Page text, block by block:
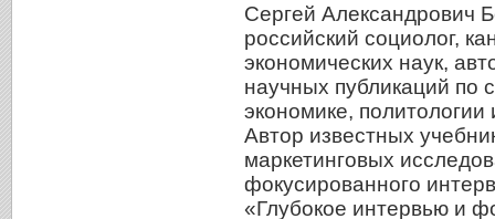
Сергей Александрович
российский социолог,
экономических наук,
научных публикаций по
экономике, политологии
Автор известных
маркетинговых
фокусированного
«Глубокое интервью и